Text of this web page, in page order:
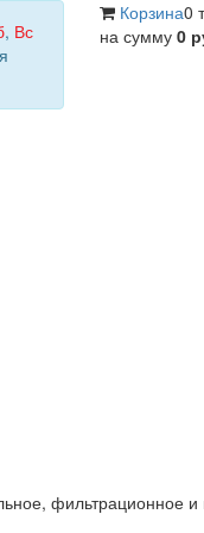
, Вс
Корзина0
на сумму 0
фильтрационное